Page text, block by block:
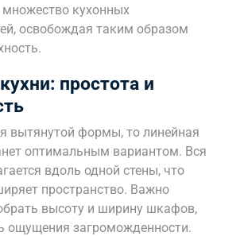
кухонных
освобождая таким образом
простота и
вытянутой формы, то линейная
оптимальным вариантом. Вся
вдоль одной стены, что
пространство. Важно
высоту и ширину шкафов,
ощущения загроможденности.